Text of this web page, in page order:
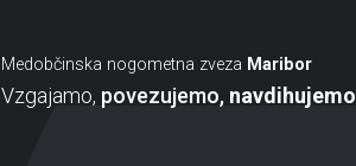
Medobčinska nogometna zveza Maribor
Vzgajamo povezujemo navdihujemo